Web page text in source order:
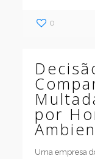
0
por
Uma empresa